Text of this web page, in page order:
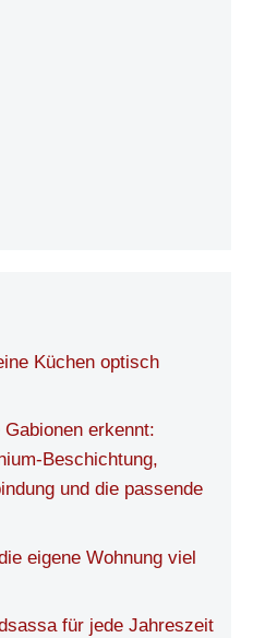
Küchen optisch
erkennt:
Beschichtung,
und die passende
eigene Wohnung viel
für jede Jahreszeit